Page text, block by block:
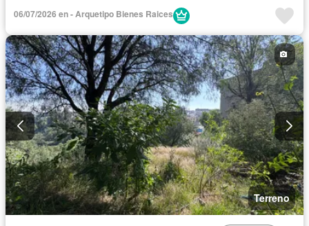
06/07/2026 en - Arquetipo Bienes Raices
Terreno